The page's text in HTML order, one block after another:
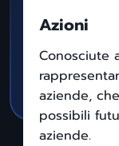
Azioni
Conosciute
aziende,
possibili
aziende.